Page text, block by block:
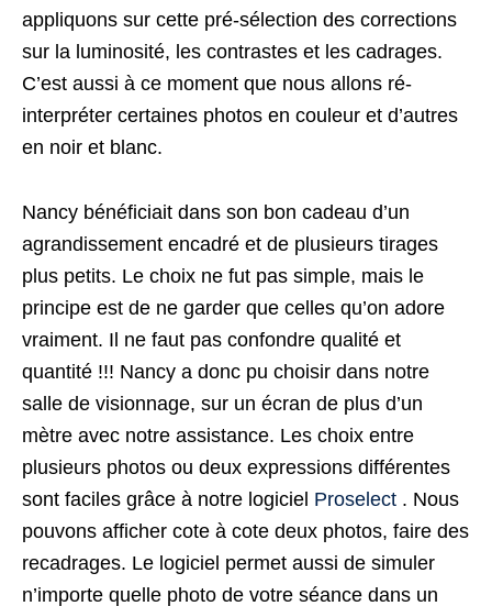
appliquons sur cette pré-sélection des corrections
sur la luminosité, les contrastes et les cadrages.
C’est aussi à ce moment que nous allons ré-
interpréter certaines photos en couleur et d’autres
en noir et blanc.
Nancy bénéficiait dans son bon cadeau d’un
agrandissement encadré et de plusieurs tirages
plus petits. Le choix ne fut pas simple, mais le
principe est de ne garder que celles qu’on adore
vraiment. Il ne faut pas confondre qualité et
quantité !!! Nancy a donc pu choisir dans notre
salle de visionnage, sur un écran de plus d’un
mètre avec notre assistance. Les choix entre
plusieurs photos ou deux expressions différentes
sont faciles grâce à notre logiciel Proselect . Nous
pouvons afficher cote à cote deux photos, faire des
recadrages. Le logiciel permet aussi de simuler
n’importe quelle photo de votre séance dans un